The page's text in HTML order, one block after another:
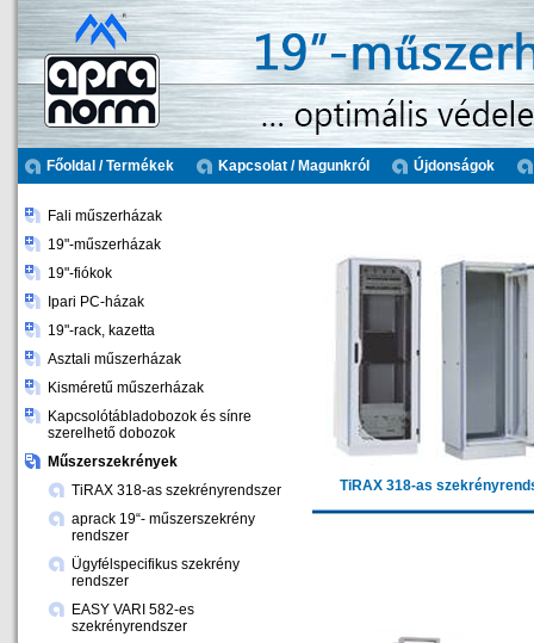
Főoldal / Termékek Kapcsolat / Magunkról Újdonságok
Fali műszerházak
19"-műszerházak
19"-fiókok
Ipari PC-házak
19"-rack, kazetta
Asztali műszerházak
Kisméretű műszerházak
Kapcsolótábladobozok és sínre
szerelhető dobozok
Műszerszekrények
TiRAX 318-as szekrényrendszer
aprack 19“- műszerszekrény
rendszer
Ügyfélspecifikus szekrény
rendszer
EASY VARI 582-es
szekrényrendszer
TiRAX 318-as